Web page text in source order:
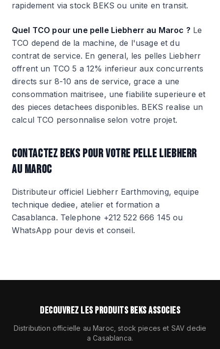
rapidement via stock BEKS ou unite en transit.
Quel TCO pour une pelle Liebherr au Maroc ? Le
TCO depend de la machine, de l'usage et du
contrat de service. En general, les pelles Liebherr
offrent un TCO 5 a 12% inferieur aux concurrents
directs sur 8-10 ans de service, grace a une
consommation maitrisee, une fiabilite superieure et
des pieces detachees disponibles. BEKS realise un
calcul TCO personnalise selon votre projet.
CONTACTEZ BEKS POUR VOTRE PELLE LIEBHERR
AU MAROC
Distributeur officiel Liebherr Earthmoving, equipe
technique dediee, atelier et formation a
Casablanca. Telephone +212 522 666 145 ou
WhatsApp pour devis et conseil.
DECOUVREZ LES PRODUITS BEKS ASSOCIES
Distribution officielle au Maroc, stock pieces et SAV dedie
a Casablanca.